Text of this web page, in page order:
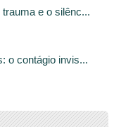
e o silênc...
o contágio invis...